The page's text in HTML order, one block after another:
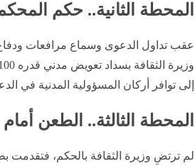
المحطة الثانية.. حكم
عقب تداول الدعوى وسماع مرافعات
إلى توافر أركان المسؤولية المدنية في
المحطة الثالثة.. الطعن
لم ترتضِ وزيرة الثقافة بالحكم، فتقدمت